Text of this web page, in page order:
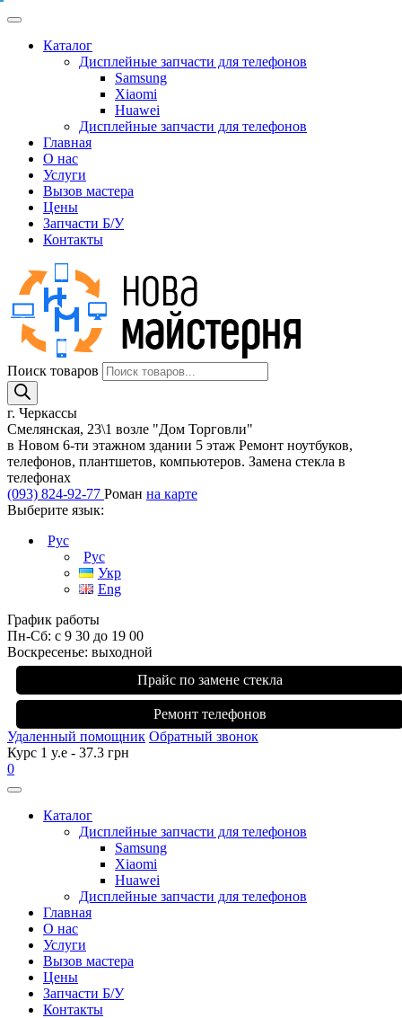
Каталог
Дисплейные запчасти для телефонов
Samsung
Xiaomi
Huawei
Дисплейные запчасти для телефонов
Главная
О нас
Услуги
Вызов мастера
Цены
Запчасти Б/У
Контакты
Поиск товаров
г. Черкассы
Смелянская, 23\1 возле "Дом Торговли"
в Новом 6-ти этажном здании 5 этаж Ремонт ноутбуков,
телефонов, плантшетов, компьютеров. Замена стекла в
телефонах
(093) 824-92-77 Роман на карте
Выберите язык:
Рус
Рус
Укр
Eng
График работы
Пн-Сб: с 9 30 до 19 00
Воскресенье: выходной
Прайс по замене стекла
Ремонт телефонов
Удаленный помощник Обратный звонок
Курс 1 y.e - 37.3 грн
0
Каталог
Дисплейные запчасти для телефонов
Samsung
Xiaomi
Huawei
Дисплейные запчасти для телефонов
Главная
О нас
Услуги
Вызов мастера
Цены
Запчасти Б/У
Контакты